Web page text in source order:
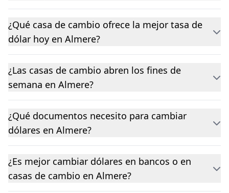
¿Qué casa de cambio ofrece la mejor tasa de
dólar hoy en Almere?
¿Las casas de cambio abren los fines de
semana en Almere?
¿Qué documentos necesito para cambiar
dólares en Almere?
¿Es mejor cambiar dólares en bancos o en
casas de cambio en Almere?